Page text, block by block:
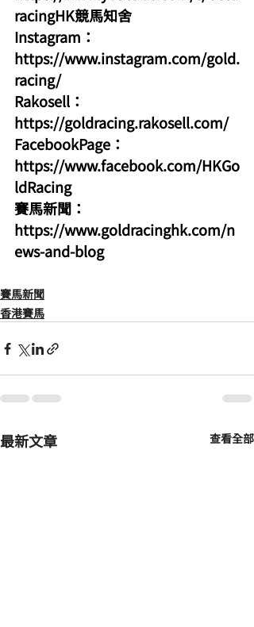
racingHK競馬知舍
Instagram：
https://www.instagram.com/gold.
racing/
Rakosell：
https://goldracing.rakosell.com/
FacebookPage：
https://www.facebook.com/HKGo
ldRacing
賽馬新聞：
https://www.goldracinghk.com/n
ews-and-blog
賽馬新聞
香港賽馬
最新文章 查看全部